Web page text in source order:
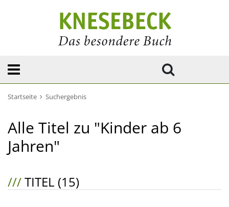
Startseite Suchergebnis
Alle Titel zu "Kinder ab 6
Jahren"
///TITEL (15)